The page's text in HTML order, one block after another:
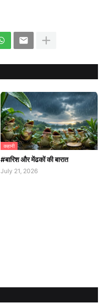
कहानी
#बारिश और मेंढकों की बारात
July 21, 2026